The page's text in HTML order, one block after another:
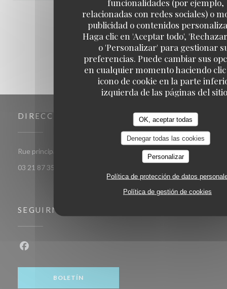
relacionadas con redes sociales) o
publicidad o contenidos
Haga clic en 'Aceptar todo',
o 'Personalizar' para gestionar
preferencias. Puede cambiar sus
en cualquier momento haciendo
icono de cookie en la parte
izquierda de las páginas del
OK, aceptar todas
Denegar todas las cookies
Personalizar
Política de protección de datos
Política de gestión de cookies
1 2 3
DIRECCIÓN
Rue principale 62179 Audinghen
((abre en una nueva ventana))
03 21 87 35 32
SEGUIRNOS
BOLETÍN